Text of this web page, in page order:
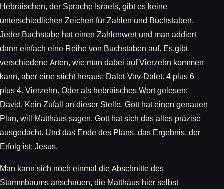
Hebräischen, der Sprache Israels, gibt es keine
unterschiedlichen Zeichen für Zahlen und Buchstaben.
Jeder Buchstabe hat einen Zahlenwert und man addiert
dann einfach eine Reihe von Buchstaben auf. Es gibt
verschiedene Arten, wie man dabei auf Vierzehn kommen
kann, aber eine sticht heraus: Dalet-Vav-Dalet. 4 plus 6
plus 4. Vierzehn. Oder als hebräisches Wort gelesen:
David. Kein Zufall an dieser Stelle. Gott hat einen genauen
Plan, will Matthäus sagen. Gott hat sich das alles präzise
ausgedacht. Und das Ende des Plans, das Ergebnis, der
Erfolg ist: Jesus.
Man kann sich noch einmal die Abschnitte des
Stammbaums anschauen, die Matthäus hier selbst